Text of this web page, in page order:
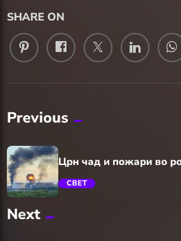
SHARE ON
Previous
Црн чад и пожари во
СВЕТ
Next